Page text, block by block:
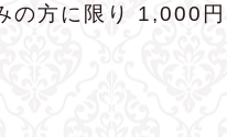
の方に限り 1,000円